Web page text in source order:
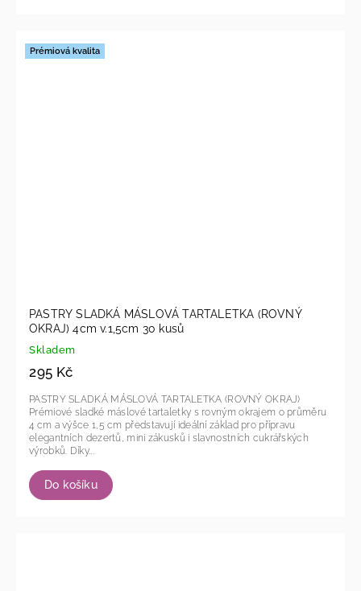
Prémiová kvalita
PASTRY SLADKÁ MÁSLOVÁ TARTALETKA (ROVNÝ
OKRAJ) 4cm v.1,5cm 30 kusů
Skladem
295 Kč
Do košíku
PASTRY SLADKÁ MÁSLOVÁ TARTALETKA (ROVNÝ OKRAJ)
Prémiové sladké máslové tartaletky s rovným okrajem o průměru
4 cm a výšce 1,5 cm představují ideální základ pro přípravu
elegantních dezertů, mini zákusků i slavnostních cukrářských
výrobků. Díky...